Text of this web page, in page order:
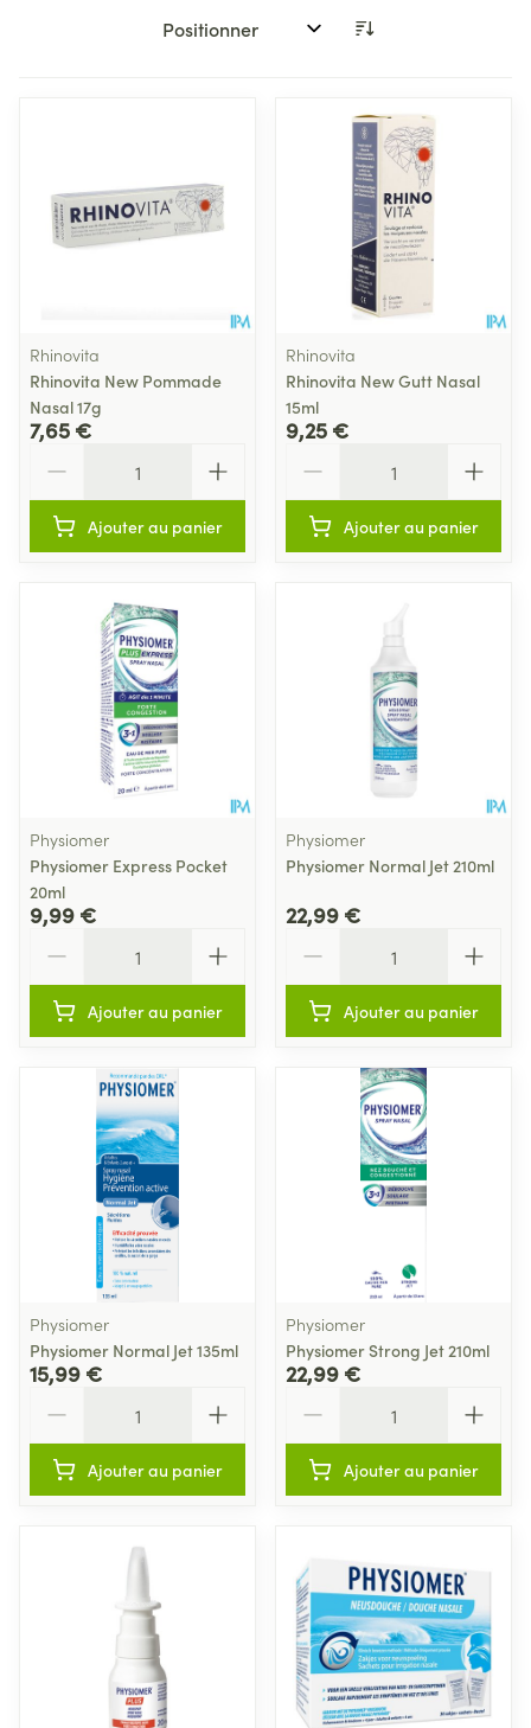
Trier par:
Rhinovita
Rhinovita New Pommade
Nasal 17g
7,65 €
Ajouter au panier
Rhinovita
Rhinovita New Gutt Nasal
15ml
9,25 €
Ajouter au panier
Physiomer
Physiomer Express Pocket
20ml
9,99 €
Ajouter au panier
Physiomer
Physiomer Normal Jet 210ml
22,99 €
Ajouter au panier
Physiomer
Physiomer Normal Jet 135ml
15,99 €
Ajouter au panier
Physiomer
Physiomer Strong Jet 210ml
22,99 €
Ajouter au panier